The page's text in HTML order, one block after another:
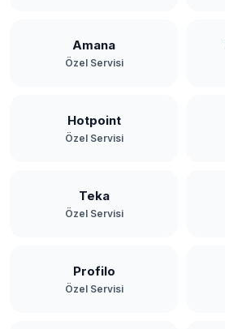
Amana
Özel Servisi
Hotpoint
Özel Servisi
Teka
Özel Servisi
Profilo
Özel Servisi